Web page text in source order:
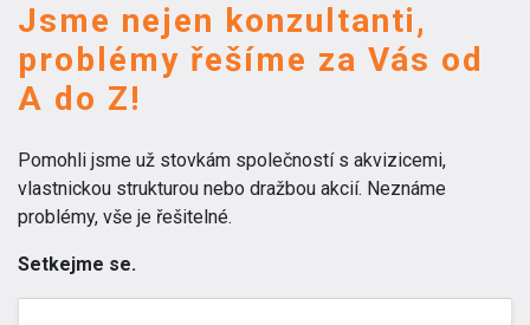
Jsme nejen konzultanti,
problémy řešíme za Vás od
A do Z!
Pomohli jsme už stovkám společností s akvizicemi,
vlastnickou strukturou nebo dražbou akcií. Neznáme
problémy, vše je řešitelné.
Setkejme se.